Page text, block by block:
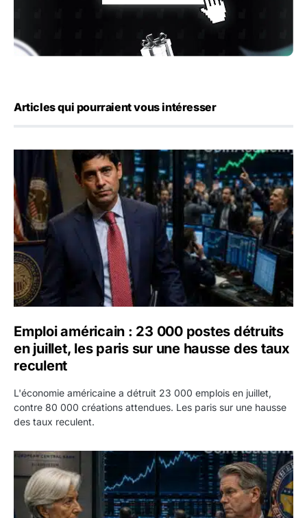
Articles qui pourraient vous intéresser
Emploi américain : 23 000 postes détruits en juillet, les
Emploi américain : 23 000 postes détruits
en juillet, les paris sur une hausse des taux
reculent
L'économie américaine a détruit 23 000 emplois en juillet,
contre 80 000 créations attendues. Les paris sur une hausse
des taux reculent.
Yen : Washington a vendu des euros sans prévenir la